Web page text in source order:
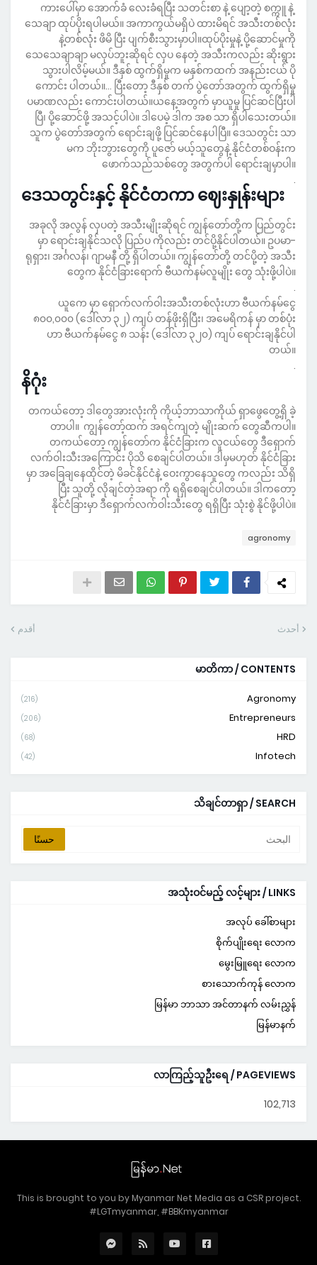
ကားပေါ်မှာ အောက်ခံ လေးခံရပြီး သတင်းစာ နဲ့ ပျော့တဲ့ စက္ကူ နဲ့
သေချာ ထုပ်ပိုးရပါမယ်။ အကာကွယ်မရှိပဲ ထားမိရင် အသီးတစ်လုံး
နဲ့တစ်လုံး ဖိမိ ပြီး ပျက်စီးသွားမှာပါ။ထုပ်ပိုးမှုနဲ့ ပို့ဆောင်မှုကို
သေသေချာချာ မလုပ်ဘူးဆိုရင် လှပ နေတဲ့ အသီးကလည်း ဆိုးရွား
သွားပါလိမ့်မယ်။ ဒီနှစ် ထွက်ရှိမှုက မနှစ်ကထက် အနည်းငယ် ပို
ကောင်း ပါတယ်။... ပြီးတော့ ဒီနှစ် တက် ပွဲတော်အတွက် ထွက်ရှိမှု
ပမာဏလည်း ကောင်းပါတယ်။ယနေ့အတွက် မှာယူမှု ပြင်ဆင်ပြီးပါ
ပြီ၊ ပို့ဆောင်ဖို့ အသင့်ပါပဲ။ ဒါပေမဲ့ ဒါက အစ သာ ရှိပါသေးတယ်။
သူက ပွဲတော်အတွက် ရောင်းချဖို့ ပြင်ဆင်နေပါပြီ။ ဒေသတွင်း သာ
မက ဘိုးဘွားတွေကို ပူဇော် မယ့်သူတွေနဲ့ နိုင်ငံတစ်ဝန်းက
ဖောက်သည်သစ်တွေ အတွက်ပါ ရောင်းချမှာပါ။
.
ဒေသတွင်းနှင့် နိုင်ငံတကာ ဈေးနှုန်းများ
အခုလို အလွန် လှပတဲ့ အသီးမျိုးဆိုရင် ကျွန်တော်တို့က ပြည်တွင်း
မှာ ရောင်းချနိုင်သလို ပြည်ပ ကိုလည်း တင်ပို့နိုင်ပါတယ်။ ဥပမာ-
ရုရှား၊ အင်္ဂလန်၊ ဂျာမနီ တို့ ရှိပါတယ်။ ကျွန်တော်တို့ တင်ပို့တဲ့ အသီး
တွေက နိုင်ငံခြားရောက် ဗီယက်နမ်လူမျိုး တွေ သုံးဖို့ပါပဲ။
.
ယူကေ မှာ ရှောက်လက်ဝါးအသီးတစ်လုံးဟာ ဗီယက်နမ်ငွေ
၈၀၀,၀၀၀ (ဒေါ်လာ ၃၂) ကျပ် တန်ဖိုးရှိပြီး၊ အမေရိကန် မှာ တစ်ပုံး
ဟာ ဗီယက်နမ်ငွေ ၈ သန်း (ဒေါ်လာ ၃၂၀) ကျပ် ရောင်းချနိုင်ပါ
တယ်။
.
နိဂုံး
တကယ်တော့ ဒါတွေအားလုံးကို ကိုယ့်ဘာသာကိုယ် ရှာဖွေတွေ့ရှိ ခဲ့
တာပါ။ ကျွန်တော့်ထက် အရင်ကျတဲ့ မျိုးဆက် တွေဆီကပါ။
တကယ်တော့ ကျွန်တော်က နိုင်ငံခြားက လူငယ်တွေ ဒီရှောက်
လက်ဝါးသီးအကြောင်း ပိုသိ စေချင်ပါတယ်။ ဒါမှမဟုတ် နိုင်ငံခြား
မှာ အခြေချနေထိုင်တဲ့ မိခင်နိုင်ငံနဲ့ ဝေးကွာနေသူတွေ ကလည်း သိရှိ
ပြီး သူတို့ လိုချင်တဲ့အရာ ကို ရရှိစေချင်ပါတယ်။ ဒါကတော့
နိုင်ငံခြားမှာ ဒီရှောက်လက်ဝါးသီးတွေ ရရှိပြီး သုံးစွဲ နိုင်ဖို့ပါပဲ။
agronomy
أحدث أقدم
မာတိကာ / CONTENTS
Agronomy
(216)
Entrepreneurs
(206)
HRD
(68)
Infotech
(42)
သိချင်တာရှာ / SEARCH
အသုံးဝင်မည့် လင့်များ / LINKS
အလုပ် ခေါ်စာများ
စိုက်ပျိုးရေး လောက
မွေးမြူရေး လောက
စားသောက်ကုန် လောက
မြန်မာ ဘာသာ အင်တာနက် လမ်းညွှန်
မြန်မာနက်
လာကြည့်သူဦးရေ / PAGEVIEWS
102,713
This is brought to you by Myanmar Net Media as a CSR project.
#LGTmyanmar, #BBKmyanmar